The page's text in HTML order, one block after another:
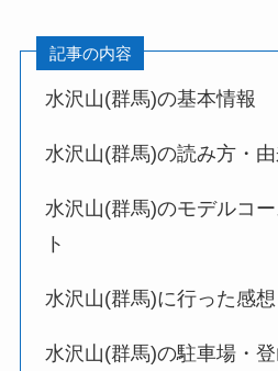
記事の内容
水沢山(群馬)の基本情報
水沢山(群馬)の読み方・
水沢山(群馬)のモデルコ
ト
水沢山(群馬)に行った感想
水沢山(群馬)の駐車場・登